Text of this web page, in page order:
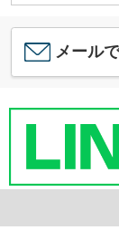
メール